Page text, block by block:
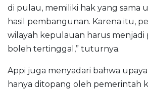
di pulau, memiliki hak yang sama
hasil pembangunan. Karena itu,
wilayah kepulauan harus menjadi
boleh tertinggal,” tuturnya.
Appi juga menyadari bahwa upaya
hanya ditopang oleh pemerintah